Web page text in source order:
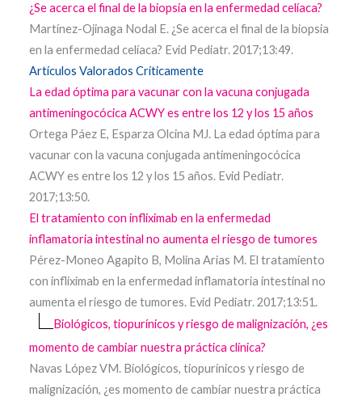
¿Se acerca el final de la biopsia en la enfermedad celíaca?
Martínez-Ojinaga Nodal E. ¿Se acerca el final de la biopsia
en la enfermedad celíaca? Evid Pediatr. 2017;13:49.
Artículos Valorados Críticamente
La edad óptima para vacunar con la vacuna conjugada
antimeningocócica ACWY es entre los 12 y los 15 años
Ortega Páez E, Esparza Olcina MJ. La edad óptima para
vacunar con la vacuna conjugada antimeningocócica
ACWY es entre los 12 y los 15 años. Evid Pediatr.
2017;13:50.
El tratamiento con infliximab en la enfermedad
inflamatoria intestinal no aumenta el riesgo de tumores
Pérez-Moneo Agapito B, Molina Arias M. El tratamiento
con infliximab en la enfermedad inflamatoria intestinal no
aumenta el riesgo de tumores. Evid Pediatr. 2017;13:51.
Biológicos, tiopurínicos y riesgo de malignización, ¿es
momento de cambiar nuestra práctica clínica?
Navas López VM. Biológicos, tiopurínicos y riesgo de
malignización, ¿es momento de cambiar nuestra práctica